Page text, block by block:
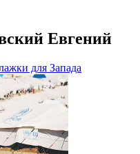
Евгений
для Запада